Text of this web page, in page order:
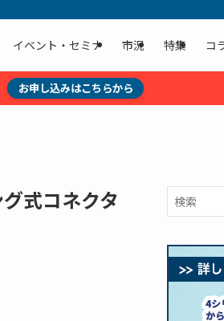
イベント・セミナ 市況 特集 コ
お申し込みはこちらから
式コネクタ